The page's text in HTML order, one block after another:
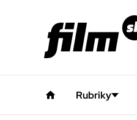
Rubriky